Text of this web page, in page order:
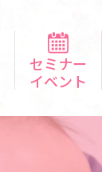
セミナー
イベント